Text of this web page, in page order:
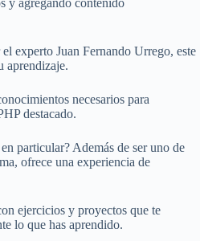
y agregando contenido
experto Juan Fernando Urrego, este
aprendizaje.
necesarios para
destacado.
particular? Además de ser uno de
ofrece una experiencia de
ejercicios y proyectos que te
lo que has aprendido.